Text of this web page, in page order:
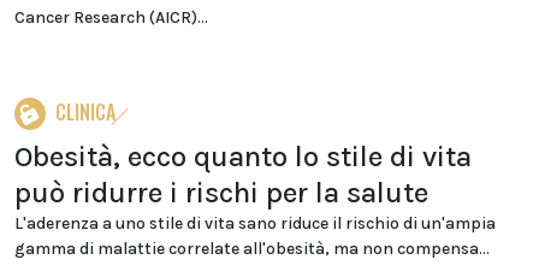
Cancer Research (AICR)...
CLINICA
Obesità, ecco quanto lo stile di vita
può ridurre i rischi per la salute
L'aderenza a uno stile di vita sano riduce il rischio di un'ampia
gamma di malattie correlate all'obesità, ma non compensa...